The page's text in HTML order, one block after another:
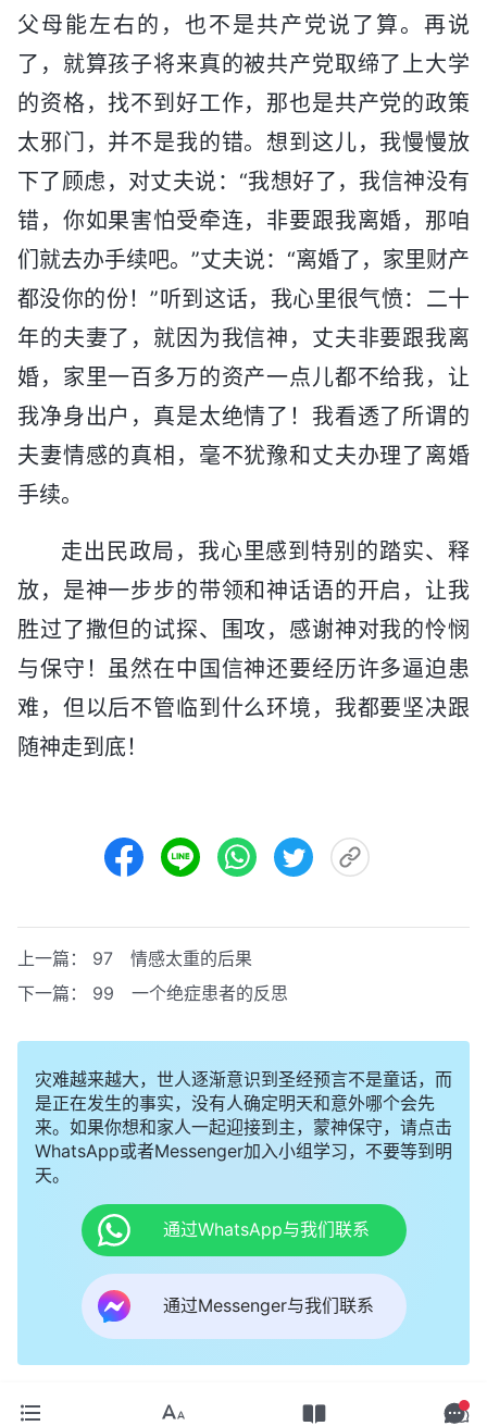
父母能左右的，也不是共产党说了算。再说
了，就算孩子将来真的被共产党取缔了上大学
的资格，找不到好工作，那也是共产党的政策
太邪门，并不是我的错。想到这儿，我慢慢放
下了顾虑，对丈夫说：“我想好了，我信神没有
错，你如果害怕受牵连，非要跟我离婚，那咱
们就去办手续吧。”丈夫说：“离婚了，家里财产
都没你的份！”听到这话，我心里很气愤：二十
年的夫妻了，就因为我信神，丈夫非要跟我离
婚，家里一百多万的资产一点儿都不给我，让
我净身出户，真是太绝情了！我看透了所谓的
夫妻情感的真相，毫不犹豫和丈夫办理了离婚
手续。
走出民政局，我心里感到特别的踏实、释
放，是神一步步的带领和神话语的开启，让我
胜过了撒但的试探、围攻，感谢神对我的怜悯
与保守！虽然在中国信神还要经历许多逼迫患
难，但以后不管临到什么环境，我都要坚决跟
随神走到底！
上一篇： 97 情感太重的后果
下一篇： 99 一个绝症患者的反思
灾难越来越大，世人逐渐意识到圣经预言不是童话，而
是正在发生的事实，没有人确定明天和意外哪个会先
来。如果你想和家人一起迎接到主，蒙神保守，请点击
WhatsApp或者Messenger加入小组学习，不要等到明
天。
通过WhatsApp与我们联系
通过Messenger与我们联系